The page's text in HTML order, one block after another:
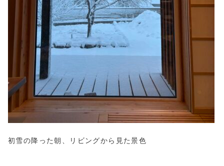
初雪の降った朝、リビングから見た景色